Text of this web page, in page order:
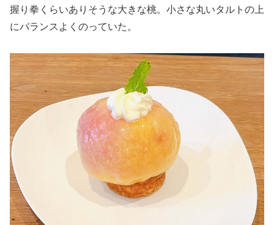
握り拳くらいありそうな大きな桃。小さな丸いタルトの上
にバランスよくのっていた。